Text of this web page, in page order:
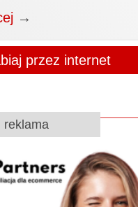
→
przez internet
reklama